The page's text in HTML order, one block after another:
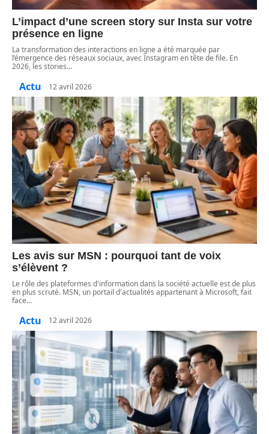
L’impact d’une screen story sur Insta sur votre
présence en ligne
La transformation des interactions en ligne a été marquée par
l’émergence des réseaux sociaux, avec Instagram en tête de file. En
2026, les stories…
Actu 12 avril 2026
Les avis sur MSN : pourquoi tant de voix
s’élèvent ?
Le rôle des plateformes d'information dans la société actuelle est de plus
en plus scruté. MSN, un portail d'actualités appartenant à Microsoft, fait
face…
Actu 12 avril 2026